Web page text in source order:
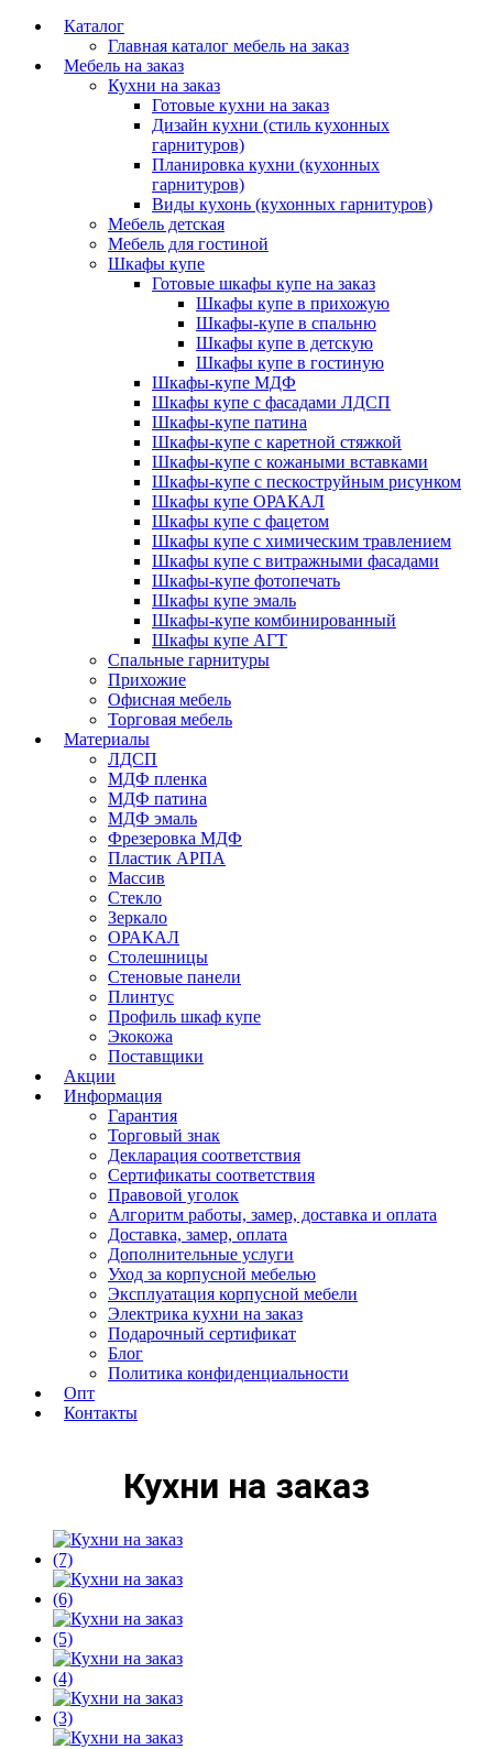
Каталог
Главная каталог мебель на заказ
Мебель на заказ
Кухни на заказ
Готовые кухни на заказ
Дизайн кухни (стиль кухонных
гарнитуров)
Планировка кухни (кухонных
гарнитуров)
Виды кухонь (кухонных гарнитуров)
Мебель детская
Мебель для гостиной
Шкафы купе
Готовые шкафы купе на заказ
Шкафы купе в прихожую
Шкафы-купе в спальню
Шкафы купе в детскую
Шкафы купе в гостиную
Шкафы-купе МДФ
Шкафы купе с фасадами ЛДСП
Шкафы-купе патина
Шкафы-купе с каретной стяжкой
Шкафы-купе с кожаными вставками
Шкафы-купе с пескоструйным рисунком
Шкафы купе ОРАКАЛ
Шкафы купе с фацетом
Шкафы купе с химическим травлением
Шкафы купе с витражными фасадами
Шкафы-купе фотопечать
Шкафы купе эмаль
Шкафы-купе комбинированный
Шкафы купе АГТ
Спальные гарнитуры
Прихожие
Офисная мебель
Торговая мебель
Материалы
ЛДСП
МДФ пленка
МДФ патина
МДФ эмаль
Фрезеровка МДФ
Пластик АРПА
Массив
Стекло
Зеркало
ОРАКАЛ
Столешницы
Стеновые панели
Плинтус
Профиль шкаф купе
Экокожа
Поставщики
Акции
Информация
Гарантия
Торговый знак
Декларация соответствия
Сертификаты соответствия
Правовой уголок
Алгоритм работы, замер, доставка и оплата
Доставка, замер, оплата
Дополнительные услуги
Уход за корпусной мебелью
Эксплуатация корпусной мебели
Электрика кухни на заказ
Подарочный сертификат
Блог
Политика конфиденциальности
Опт
Контакты
Кухни на заказ